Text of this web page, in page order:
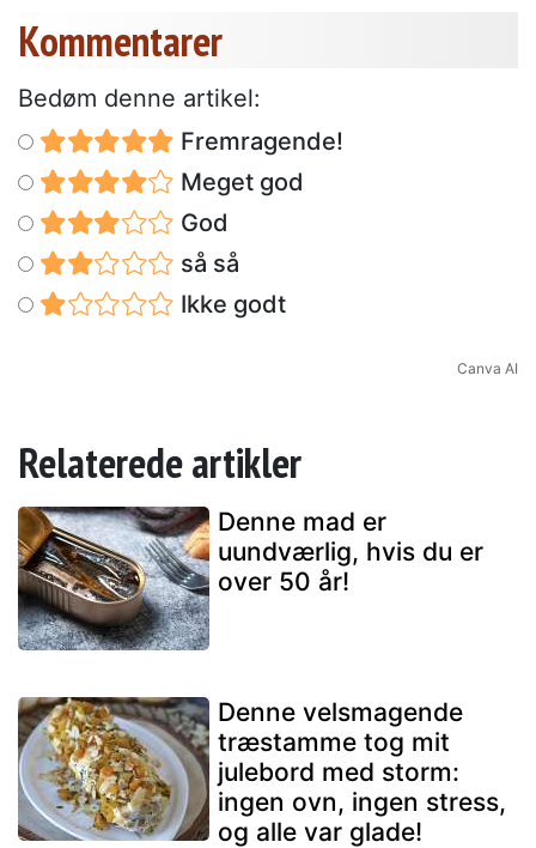
Kommentarer
Bedøm denne artikel:
Fremragende!
Meget god
God
så så
Ikke godt
Canva AI
Relaterede artikler
Denne mad er
uundværlig, hvis du er
over 50 år!
Denne velsmagende
træstamme tog mit
julebord med storm:
ingen ovn, ingen stress,
og alle var glade!